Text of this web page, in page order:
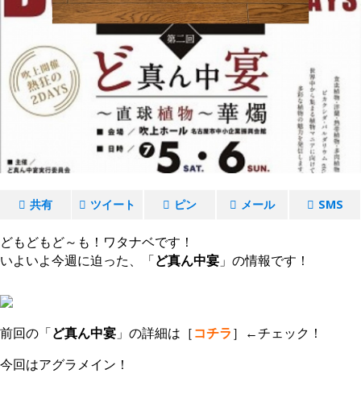
共有 ツイート ピン メール SMS
どもどもど～も！ワタナベです！
いよいよ今週に迫った、「ど真ん中宴 」の情報です！
前回の「ど真ん中宴 」の詳細は［コチラ］←チェック！
今回はアグラメイン！